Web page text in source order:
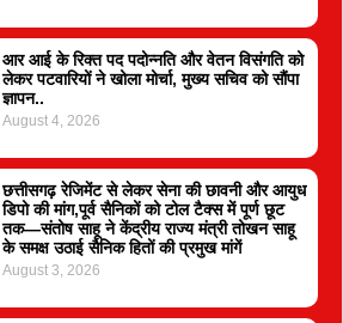
आर आई के रिक्त पद पदोन्नति और वेतन विसंगति को
लेकर पटवारियों ने खोला मोर्चा, मुख्य सचिव को सौंपा
ज्ञापन..
August 4, 2026
छत्तीसगढ़ रेजिमेंट से लेकर सेना की छावनी और आयुध
डिपो की मांग,पूर्व सैनिकों को टोल टैक्स में पूर्ण छूट
तक—संतोष साहू ने केंद्रीय राज्य मंत्री तोखन साहू
के समक्ष उठाई सैनिक हितों की प्रमुख मांगें
August 3, 2026